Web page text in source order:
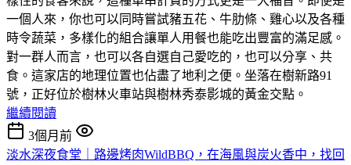
一個人來，你也可以同時嘗試豬五花、牛肋條、雞心以及各種
時令蔬菜，多樣化的組合讓單人用餐也能吃出豐富的滿足感。
對一群人而言，也可以各自選自己愛吃的，也可以分享、共
食。這家店的地理位置也佔盡了地利之便。坐落在樹新路91
號，正好位於樹林火車站與樹林秀泰影城的黃金交點。
繼續閱讀
3個月前
淡水深夜食堂｜路邊烤肉WildBBQ，在海風與炭火香中，找回